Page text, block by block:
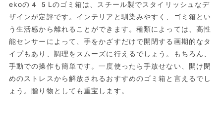
ekoの45Lのゴミ箱は、スチール製でスタイリッシュなデ
ザインが定評です。インテリアと馴染みやすく、ゴミ箱とい
う生活感から離れることができます。種類によっては、高性
能センサーによって、手をかざすだけで開閉する画期的なタ
イプもあり、調理をスムーズに行えるでしょう。もちろん、
手動での操作も簡単です。一度使ったら手放せない、開け閉
めのストレスから解放されるおすすめのゴミ箱と言えるでし
ょう。贈り物としても重宝します。